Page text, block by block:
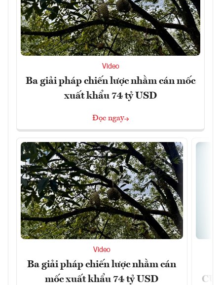
Video
Ba giải pháp chiến lược nhằm cán mốc
xuất khẩu 74 tỷ USD
Đọc ngay
Video
Ba giải pháp chiến lược nhằm cán
mốc xuất khẩu 74 tỷ USD